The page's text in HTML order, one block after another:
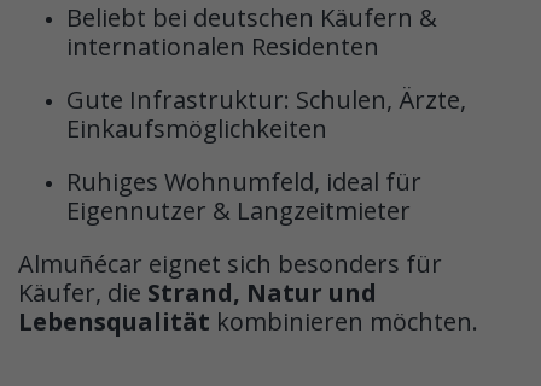
Beliebt bei deutschen Käufern &
internationalen Residenten
Gute Infrastruktur: Schulen, Ärzte,
Einkaufsmöglichkeiten
Ruhiges Wohnumfeld, ideal für
Eigennutzer & Langzeitmieter
Almuñécar eignet sich besonders für
Käufer, die Strand, Natur und
Lebensqualität kombinieren möchten.